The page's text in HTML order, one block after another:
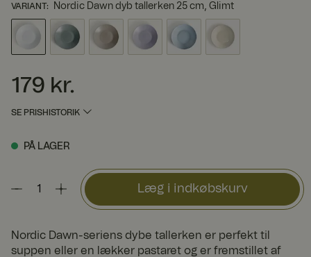
VARIANT: Nordic Dawn dyb tallerken 25 cm, Glimt
Pris:179 kr.
179 kr.
SE PRISHISTORIK
PÅ LAGER
Læg i indkøbskurv
Nordic Dawn-seriens dybe tallerken er perfekt til
suppen eller en lækker pastaret og er fremstillet af